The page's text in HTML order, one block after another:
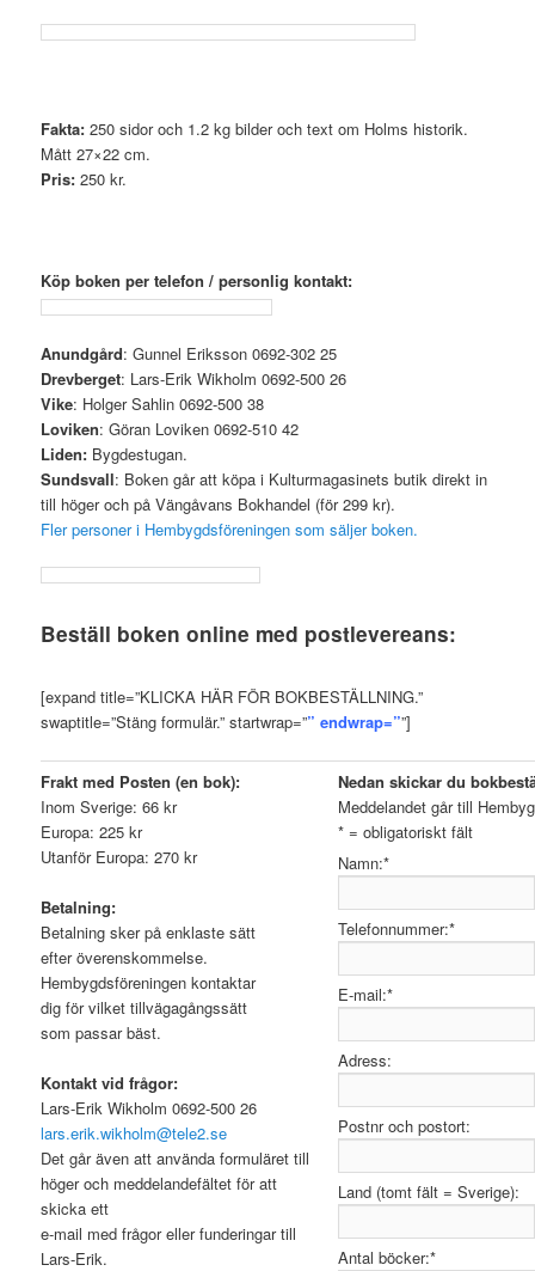
Fakta:250 sidor och 1.2 kg bilder och text om Holms historik.
Mått 27×22 cm.
Pris: 250 kr.
Köp boken per telefon / personlig kontakt:
Anundgård: Gunnel Eriksson 0692-302 25
Drevberget: Lars-Erik Wikholm 0692-500 26
Vike: Holger Sahlin 0692-500 38
Loviken: Göran Loviken 0692-510 42
Liden: Bygdestugan.
Sundsvall: Boken går att köpa i Kulturmagasinets butik direkt in
till höger och på Vängåvans Bokhandel (för 299 kr).
Fler personer i Hembygdsföreningen som säljer boken.
Beställ boken online med postlevereans:
[expand title=”KLICKA HÄR FÖR BOKBESTÄLLNING.”
swaptitle=”Stäng formulär.” startwrap=”” endwrap=””]
Frakt med Posten (en bok):
Inom Sverige: 66 kr
Europa: 225 kr
Utanför Europa: 270 kr
Betalning:
Betalning sker på enklaste sätt
efter överenskommelse.
Hembygdsföreningen kontaktar
dig för vilket tillvägagångssätt
som passar bäst.
Kontakt vid frågor:
Lars-Erik Wikholm 0692-500 26
lars.erik.wikholm@tele2.se
Det går även att använda formuläret till
höger och meddelandefältet för att
skicka ett
e-mail med frågor eller funderingar till
Lars-Erik.
Nedan skickar du
Meddelandet går till
* = obligatoriskt fält
Namn:*
Telefonnummer:*
E-mail:*
Adress:
Postnr och postort:
Land (tomt fält = Sverige):
Antal böcker:*